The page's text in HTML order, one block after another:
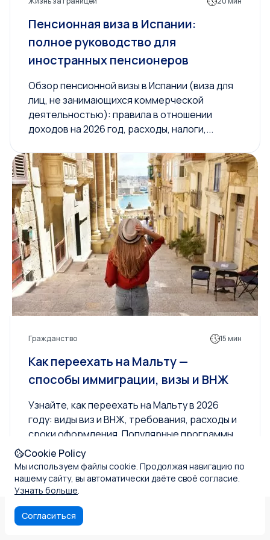
Cookie Policy
Мы используем файлы cookie. Продолжая навигацию по
нашему сайту, вы автоматически даёте своё согласие.
Узнать больше.
Согласиться
Пенсионная виза в Испании:
полное руководство для
иностранных пенсионеров
Обзор пенсионной визы в Испании (виза для
лиц, не занимающихся коммерческой
деятельностью): правила в отношении
доходов на 2026 год, расходы, налоги,...
Гражданство 15 мин
Как переехать на Мальту —
способы иммиграции, визы и ВНЖ
Узнайте, как переехать на Мальту в 2026
году: виды виз и ВНЖ, требования, расходы и
сроки оформления. Популярные программы
для цифровых кочевников,...